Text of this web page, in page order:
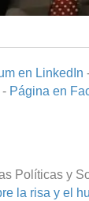
en LinkedIn
Página en
Políticas y
la risa y el